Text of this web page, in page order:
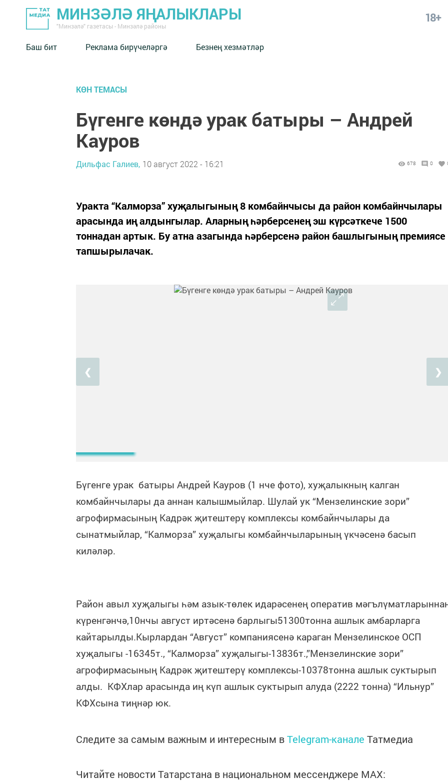
МИНЗӘЛӘ ЯҢАЛЫКЛАРЫ
"Минзәлә" газетасы - Минзәлә районы
18+
Баш бит Реклама бирүчеләргә Безнең хезмәтләр
КӨН ТЕМАСЫ
Бүгенге көндә урак батыры – Андрей
Кауров
Дильфас Галиев, 10 август 2022 - 16:21 678 0
Уракта “Калморза” хуҗалыгының 8 комбайнчысы да район комбайнчылары
арасында иң алдынгылар. Аларның һәрберсенең эш күрсәткече 1500
тоннадан артык. Бу атна азагында һәрберсенә район башлыгының премиясе
тапшырылачак.
❮ ❯
Бүгенге урак батыры Андрей Кауров (1 нче фото), хуҗалыкның калган
комбайнчылары да аннан калышмыйлар. Шулай ук “Мензелинские зори”
агрофирмасының Кадрәк җитештерү комплексы комбайнчылары да
сынатмыйлар, “Калморза” хуҗалыгы комбайнчыларының үкчәсенә басып
киләләр.
Район авыл хуҗалыгы һәм азык-төлек идарәсенең оператив
күренгәнчә,10нчы август иртәсенә барлыгы51300тонна ашлык амбарларга
кайтарылды.Кырлардан “Август” компаниясенә караган Мензелинское ОСП
хуҗалыгы -16345т., “Калморза” хуҗалыгы-13836т.,”Мензелинские зори”
агрофирмасының Кадрәк җитештерү комплексы-10378тонна ашлык суктырып
алды. КФХлар арасында иң күп ашлык суктырып алуда (2222 тонна) “Ильнур”
КФХсына тиңнәр юк.
Следите за самым важным и интересным вTelegram-канале Татмедиа
Читайте новости Татарстана в национальном мессенджере MАХ: